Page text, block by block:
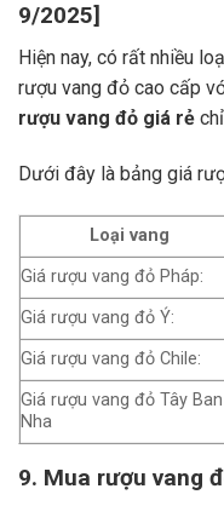
9/2025]
Hiện nay, có rất nhiều
rượu vang đỏ cao cấp
rượu vang đỏ giá rẻ
Dưới đây là bảng giá
Loại vang
Giá rượu vang đỏ Pháp:
Giá rượu vang đỏ Ý:
Giá rượu vang đỏ Chile:
Giá rượu vang đỏ Tây Ban
Nha
9. Mua rượu vang